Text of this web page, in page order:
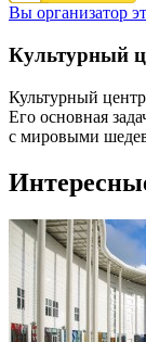
Вы организатор
Культурный
Культурный
Его основная
с мировыми